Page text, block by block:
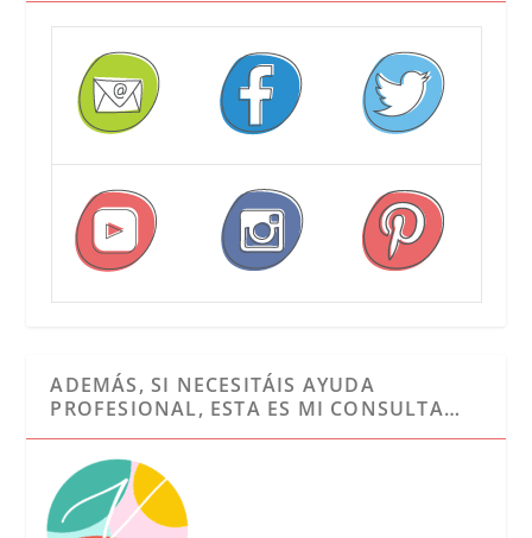
ADEMÁS, SI NECESITÁIS AYUDA
PROFESIONAL, ESTA ES MI CONSULTA…